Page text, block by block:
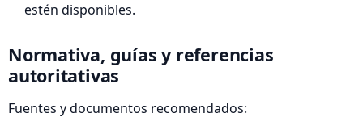
estén disponibles.
Normativa, guías y referencias
autoritativas
Fuentes y documentos recomendados: